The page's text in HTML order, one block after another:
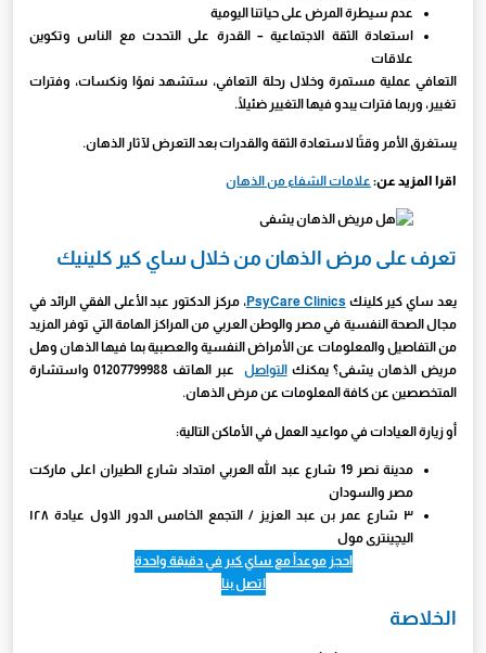
عدم سيطرة المرض على حياتنا اليومية
استعادة الثقة الاجتماعية – القدرة على التحدث مع الناس وتكوين
علاقات
التعافي عملية مستمرة وخلال رحلة التعافي، ستشهد نموًا ونكسات، وفترات
تغيير، وربما فترات يبدو فيها التغيير ضئيلًا.
يستغرق الأمر وقتًا لاستعادة الثقة والقدرات بعد التعرض لآثار الذهان.
اقرا المزيد عن: علامات الشفاء من الذهان
تعرف على مرض الذهان من خلال ساي كير كلينيك
يعد ساي كير كلينك PsyCare Clinics، مركز الدكتور عبد الأعلى الفقي الرائد في
مجال الصحة النفسية في مصر والوطن العربي من المراكز الهامة التي توفر المزيد
من التفاصيل والمعلومات عن الأمراض النفسية والعصبية بما فيها الذهان وهل
مريض الذهان يشفى؟ يمكنكالتواصل
عبر الهاتف 01207799988 واستشارة
المتخصصين عن كافة المعلومات عن مرض الذهان.
أو زيارة العيادات في مواعيد العمل في الأماكن التالية:
مدينة نصر 19 شارع عبد الله العربي امتداد شارع الطيران اعلى ماركت
مصر والسودان
٣ شارع عمر بن عبد العزيز / التجمع الخامس الدور الاول عيادة ١٢٨
اليچينترى مول
احجز موعداً مع ساي كير في دقيقة واحدة
اتصل بنا
الخلاصة